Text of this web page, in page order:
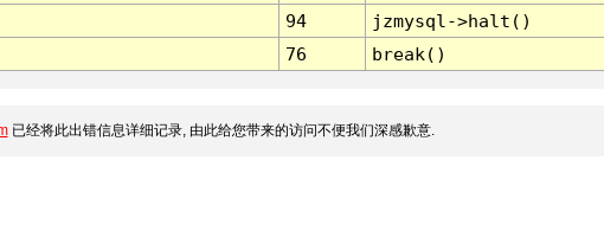
94
jzmysql->halt()
76 break()
已经将此出错信息详细记录, 由此给您带来的访问不便我们深感歉意.